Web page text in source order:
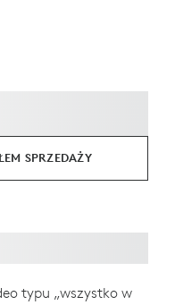
SPRZEDAŻY
typu „wszystko w